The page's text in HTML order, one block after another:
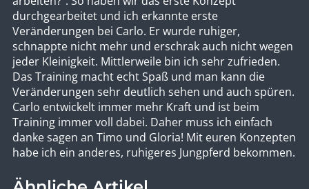
durchgearbeitet und ich erkannte erste
Veränderungen bei Carlo. Er wurde ruhiger,
schnappte nicht mehr und erschrak auch nicht wegen
jeder Kleinigkeit. Mittlerweile bin ich sehr zufrieden.
Das Training macht echt Spaß und man kann die
Veränderungen sehr deutlich sehen und auch spüren.
Carlo entwickelt immer mehr Kraft und ist beim
Training immer voll dabei. Daher muss ich einfach
danke sagen an Timo und Gloria! Mit euren Konzepten
habe ich ein anderes, ruhigeres Jungpferd bekommen.